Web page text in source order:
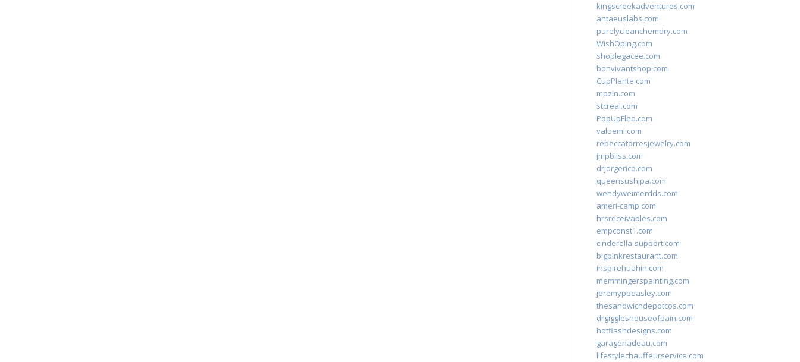
kingscreekadventures.com
antaeuslabs.com
purelycleanchemdry.com
WishOping.com
shoplegacee.com
bonvivantshop.com
CupPlante.com
mpzin.com
stcreal.com
PopUpFlea.com
valueml.com
rebeccatorresjewelry.com
jmpbliss.com
drjorgerico.com
queensushipa.com
wendyweimerdds.com
ameri-camp.com
hrsreceivables.com
empconst1.com
cinderella-support.com
bigpinkrestaurant.com
inspirehuahin.com
memmingerspainting.com
jeremypbeasley.com
thesandwichdepotcos.com
drgiggleshouseofpain.com
hotflashdesigns.com
garagenadeau.com
lifestylechauffeurservice.com